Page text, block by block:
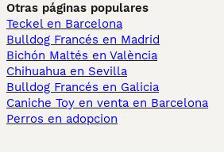
Otras páginas populares
Teckel en Barcelona
Bulldog Francés en Madrid
Bichón Maltés en València
Chihuahua en Sevilla
Bulldog Francés en Galicia
Caniche Toy en venta en Barcelona
Perros en adopcion